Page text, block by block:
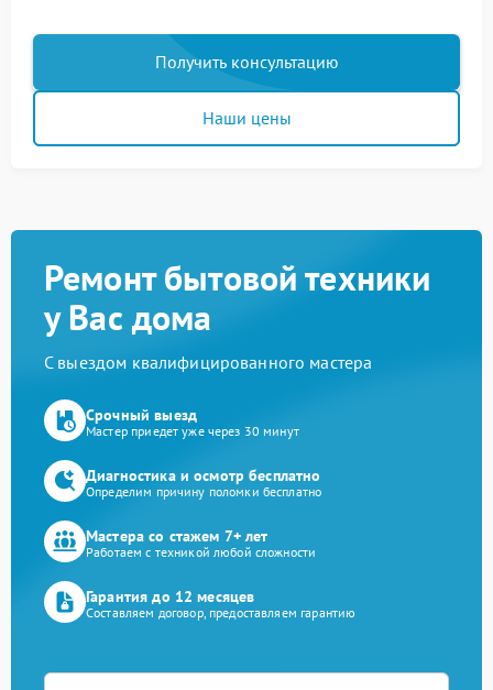
Получить консультацию
Наши цены
Ремонт бытовой техники
у Вас дома
С выездом квалифицированного мастера
Срочный выезд
Мастер приедет уже через 30 минут
Диагностика и осмотр бесплатно
Определим причину поломки бесплатно
Мастера со стажем 7+ лет
Работаем с техникой любой сложности
Гарантия до 12 месяцев
Составляем договор, предоставляем гарантию